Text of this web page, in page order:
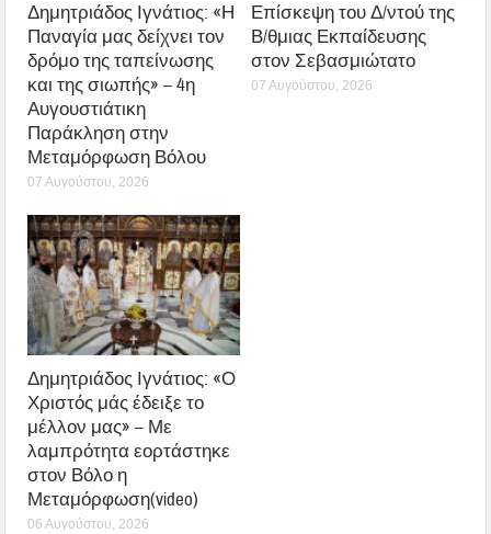
Δημητριάδος Ιγνάτιος: «Η
Παναγία μας δείχνει τον
δρόμο της ταπείνωσης
και της σιωπής» – 4η
Αυγουστιάτικη
Παράκληση στην
Μεταμόρφωση Βόλου
07 Αυγούστου, 2026
Επίσκεψη του Δ/ντού της
Β/θμιας Εκπαίδευσης
στον Σεβασμιώτατο
07 Αυγούστου, 2026
Δημητριάδος Ιγνάτιος: «Ο
Χριστός μάς έδειξε το
μέλλον μας» – Με
λαμπρότητα εορτάστηκε
στον Βόλο η
Μεταμόρφωση(video)
06 Αυγούστου, 2026